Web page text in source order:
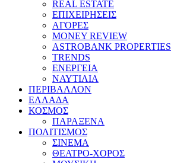
REAL ESTATE
ΕΠΙΧΕΙΡΗΣΕΙΣ
ΑΓΟΡΕΣ
MONEY REVIEW
ASTROBANK PROPERTIES
TRENDS
ΕΝΕΡΓΕΙΑ
ΝΑΥΤΙΛΙΑ
ΠΕΡΙΒΑΛΛΟΝ
ΕΛΛΑΔΑ
ΚΟΣΜΟΣ
ΠΑΡΑΞΕΝΑ
ΠΟΛΙΤΙΣΜΟΣ
ΣΙΝΕΜΑ
ΘΕΑΤΡΟ-ΧΟΡΟΣ